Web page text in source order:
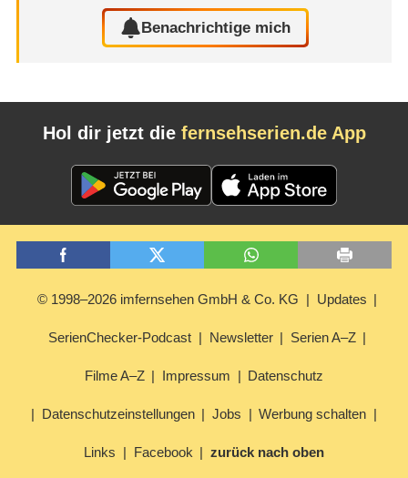
Benachrichtige mich
Hol dir jetzt die fernsehserien.de App
© 1998–2026 imfernsehen GmbH & Co. KG Updates
SerienChecker-Podcast Newsletter Serien A–Z
Filme A–Z Impressum Datenschutz
Datenschutzeinstellungen Jobs Werbung schalten
Links Facebook zurück nach oben